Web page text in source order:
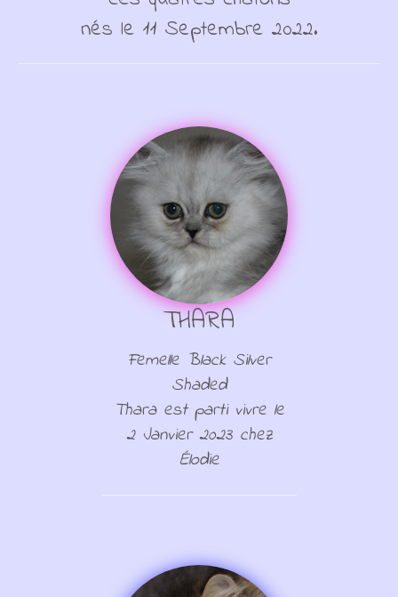
nés le 11 Septembre 2022.
THARA
Femelle Black Silver
Shaded
Thara est parti vivre le
2 Janvier 2023 chez
Élodie